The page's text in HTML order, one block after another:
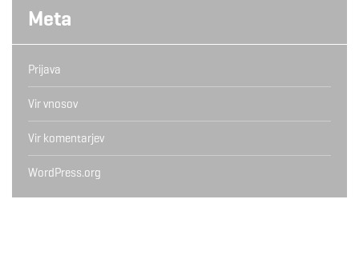
Meta
Prijava
Vir vnosov
Vir komentarjev
WordPress.org